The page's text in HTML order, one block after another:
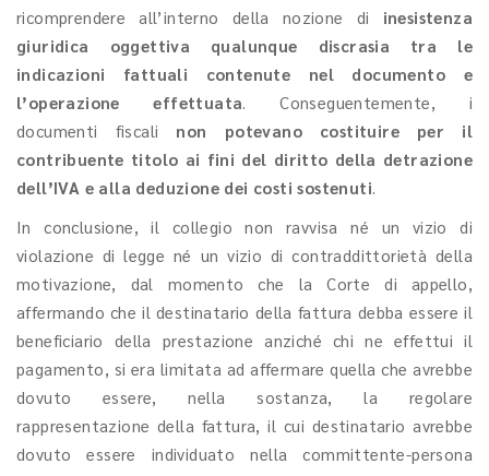
ricomprendere all’interno della nozione di inesistenza
giuridica oggettiva qualunque discrasia tra le
indicazioni fattuali contenute nel documento e
l’operazione effettuata. Conseguentemente, i
documenti fiscali non potevano costituire per il
contribuente titolo ai fini del diritto della detrazione
dell’IVA e alla deduzione dei costi sostenuti.
In conclusione, il collegio non ravvisa né un vizio di
violazione di legge né un vizio di contraddittorietà della
motivazione, dal momento che la Corte di appello,
affermando che il destinatario della fattura debba essere il
beneficiario della prestazione anziché chi ne effettui il
pagamento, si era limitata ad affermare quella che avrebbe
dovuto essere, nella sostanza, la regolare
rappresentazione della fattura, il cui destinatario avrebbe
dovuto essere individuato nella committente-persona